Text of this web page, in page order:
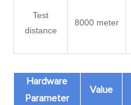
Test
distance
8000 meter
Hardware
Parameter
Value